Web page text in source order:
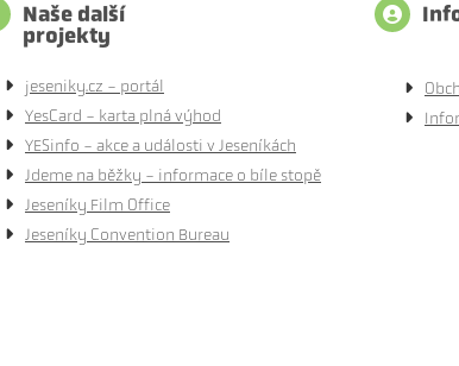
Naše další
projekty
jeseniky.cz - portál
YesCard - karta plná výhod
YESinfo - akce a události v Jeseníkách
Jdeme na běžky - informace o bíle stopě
Jeseníky Film Office
Jeseníky Convention Bureau